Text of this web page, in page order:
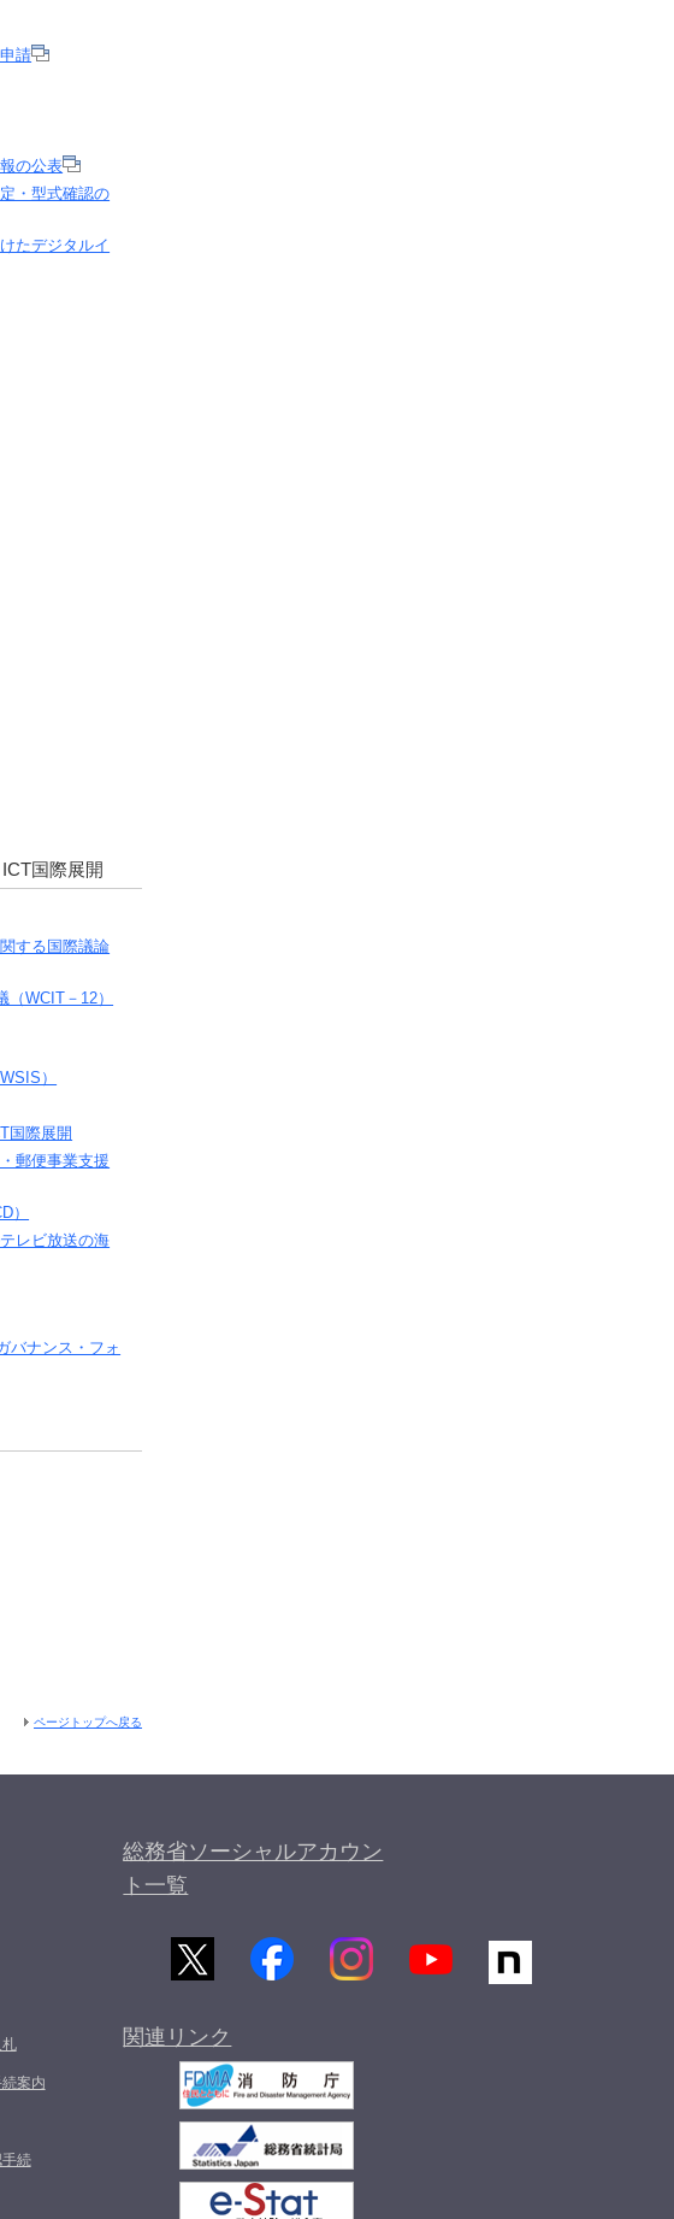
請
の公表
・型式確認の
たデジタルイ
国際展開
する国際議論
（WCIT－12）
）
国際展開
郵便事業支援
）
レビ放送の海
バナンス・フォ
ページトップへ戻る
案内
続
総務省ソーシャルアカウン
ト一覧
関連リンク